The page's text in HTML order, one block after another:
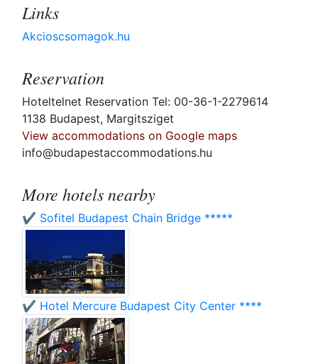
Links
Akcioscsomagok.hu
Reservation
Hoteltelnet Reservation Tel: 00-36-1-2279614
1138 Budapest, Margitsziget
View accommodations on Google maps
info@budapestaccommodations.hu
More hotels nearby
✔️ Sofitel Budapest Chain Bridge *****
✔️ Hotel Mercure Budapest City Center ****